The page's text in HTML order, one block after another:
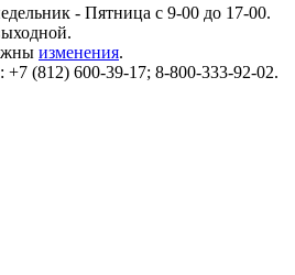
- Пятница с 9-00 до 17-00.
изменения.
+7 (812) 600-39-17; 8-800-333-92-02.